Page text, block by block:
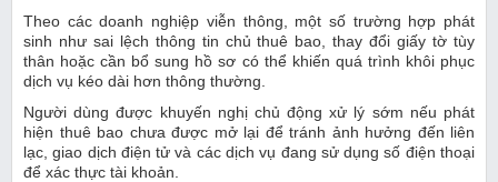
Theo các doanh nghiệp viễn thông, một số trường hợp phát
sinh như sai lệch thông tin chủ thuê bao, thay đổi giấy tờ tùy
thân hoặc cần bổ sung hồ sơ có thể khiến quá trình khôi phục
dịch vụ kéo dài hơn thông thường.
Người dùng được khuyến nghị chủ động xử lý sớm nếu phát
hiện thuê bao chưa được mở lại để tránh ảnh hưởng đến liên
lạc, giao dịch điện tử và các dịch vụ đang sử dụng số điện thoại
để xác thực tài khoản.